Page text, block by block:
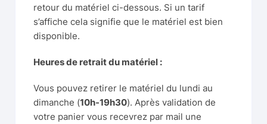
retour du matériel ci-dessous. Si un tarif
s’affiche cela signifie que le matériel est bien
disponible.
Heures de retrait du matériel :
Vous pouvez retirer le matériel du lundi au
dimanche (10h-19h30). Après validation de
votre panier vous recevrez par mail une